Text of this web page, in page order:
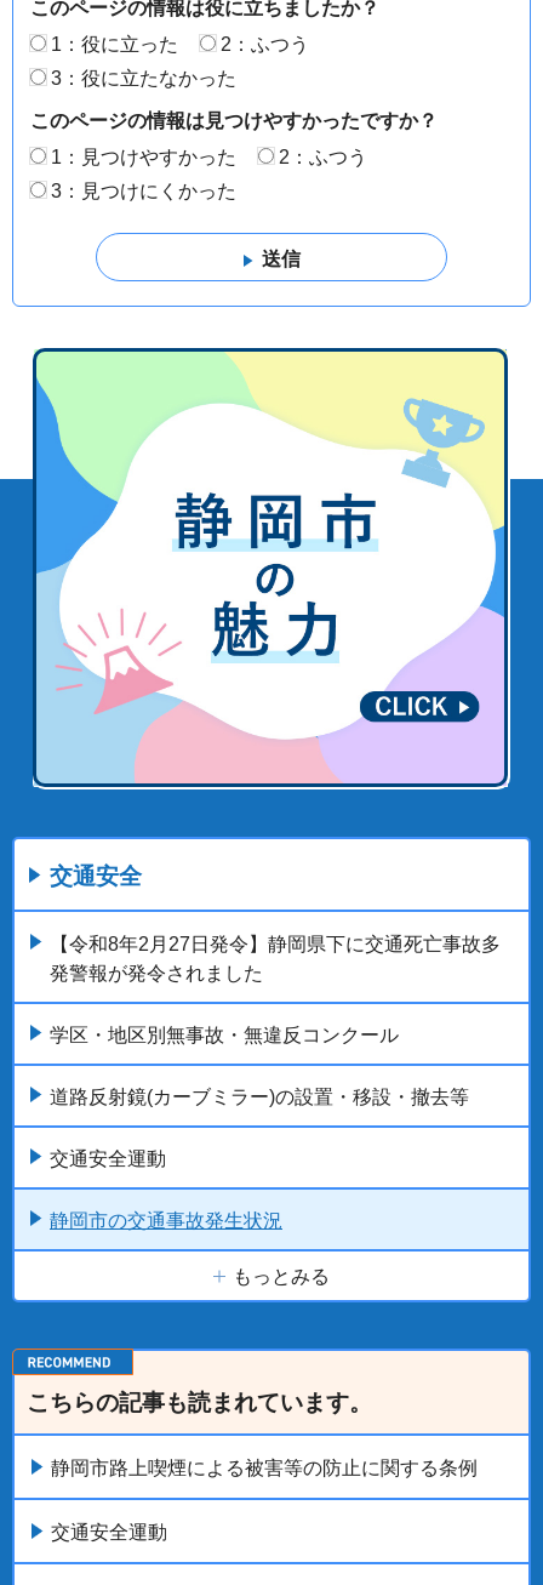
このページの情報は役に立ちましたか？
1：役に立った
2：ふつう
3：役に立たなかった
このページの情報は見つけやすかったですか？
1：見つけやすかった
2：ふつう
3：見つけにくかった
交通安全
【令和8年2月27日発令】静岡県下に交通死亡事故多
発警報が発令されました
学区・地区別無事故・無違反コンクール
道路反射鏡(カーブミラー)の設置・移設・撤去等
交通安全運動
静岡市の交通事故発生状況
もっとみる
こちらの記事も読まれています。
静岡市路上喫煙による被害等の防止に関する条例
交通安全運動